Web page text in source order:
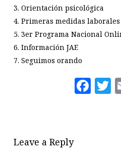
3. Orientación psicológica
4. Primeras medidas
5. 3er Programa Nacional
6. Información JAE
7. Seguimos orando
Leave a Reply